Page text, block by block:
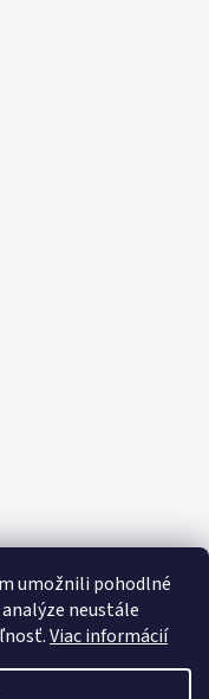
umožnili pohodlné
neustále
Viac informácií
Consultee